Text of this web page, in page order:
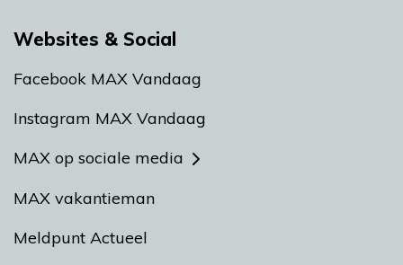
Websites & Social
Facebook MAX Vandaag
Instagram MAX Vandaag
MAX op sociale media
MAX vakantieman
Meldpunt Actueel